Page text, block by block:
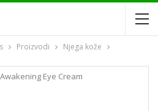
Proizvodi Njega kože